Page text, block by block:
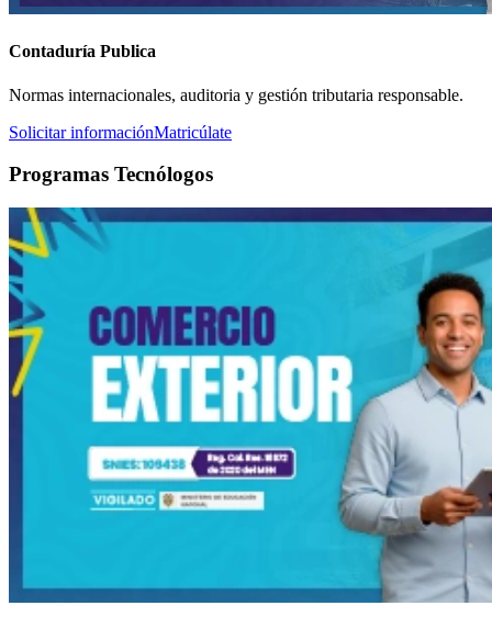
Contaduría Publica
Normas internacionales, auditoria y gestión tributaria responsable.
Solicitar informaciónMatricúlate
Programas Tecnólogos